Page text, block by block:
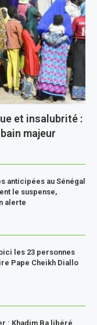
et insalubrité :
majeur
anticipées au Sénégal
le suspense,
alerte
les 23 personnes
Pape Cheikh Diallo
: Khadim Ba libéré